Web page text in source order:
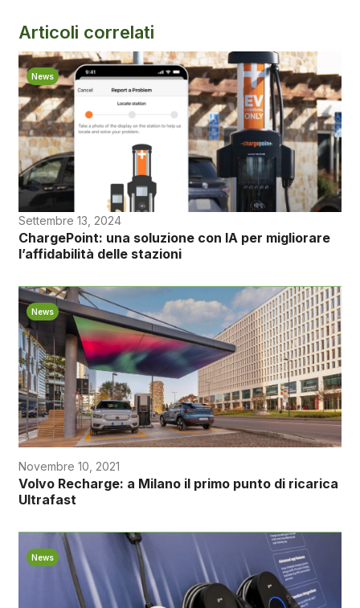
Articoli correlati
News
Settembre 13, 2024
ChargePoint: una soluzione con IA per migliorare
l’affidabilità delle stazioni
News
Novembre 10, 2021
Volvo Recharge: a Milano il primo punto di ricarica
Ultrafast
News